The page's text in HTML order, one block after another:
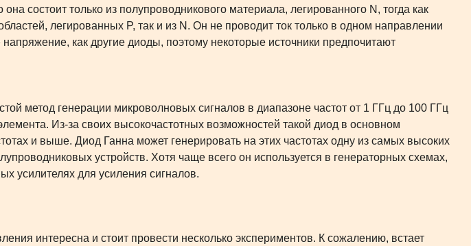
она состоит только из полупроводникового материала, легированного N, тогда как
легированных P, так и из N. Он не проводит ток только в одном направлении
как другие диоды, поэтому некоторые источники предпочитают
метод генерации микроволновых сигналов в диапазоне частот от 1 ГГц до 100 ГГц
Из-за своих высокочастотных возможностей такой диод в основном
и выше. Диод Ганна может генерировать на этих частотах одну из самых высоких
устройств. Хотя чаще всего он используется в генераторных схемах,
усилителях для усиления сигналов.
интересна и стоит провести несколько экспериментов. К сожалению, встает